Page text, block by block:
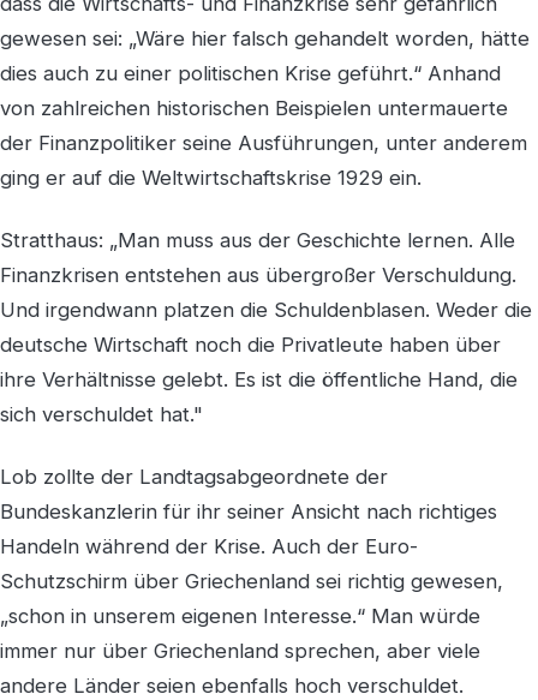
gewesen sei: „Wäre hier falsch gehandelt worden, hätte
dies auch zu einer politischen Krise geführt.“ Anhand
von zahlreichen historischen Beispielen untermauerte
der Finanzpolitiker seine Ausführungen, unter anderem
ging er auf die Weltwirtschaftskrise 1929 ein.
Stratthaus: „Man muss aus der Geschichte lernen. Alle
Finanzkrisen entstehen aus übergroßer Verschuldung.
Und irgendwann platzen die Schuldenblasen. Weder die
deutsche Wirtschaft noch die Privatleute haben über
ihre Verhältnisse gelebt. Es ist die öffentliche Hand, die
sich verschuldet hat."
Lob zollte der Landtagsabgeordnete der
Bundeskanzlerin für ihr seiner Ansicht nach richtiges
Handeln während der Krise. Auch der Euro-
Schutzschirm über Griechenland sei richtig gewesen,
„schon in unserem eigenen Interesse.“ Man würde
immer nur über Griechenland sprechen, aber viele
andere Länder seien ebenfalls hoch verschuldet.